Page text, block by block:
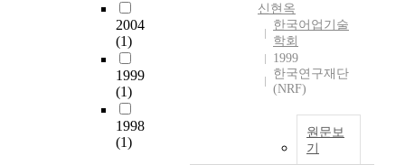
2004
(1)
1999
(1)
1998
(1)
신현옥
한국어업기술
학회
1999
한국연구재단
(NRF)
원문보
기